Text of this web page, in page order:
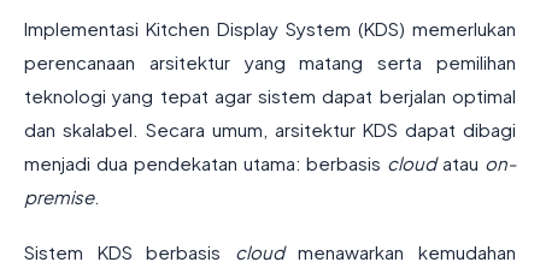
Implementasi Kitchen Display System (KDS) memerlukan
perencanaan arsitektur yang matang serta pemilihan
teknologi yang tepat agar sistem dapat berjalan optimal
dan skalabel. Secara umum, arsitektur KDS dapat dibagi
menjadi dua pendekatan utama: berbasis cloudatau on-
premise.
Sistem KDS berbasis cloudmenawarkan kemudahan